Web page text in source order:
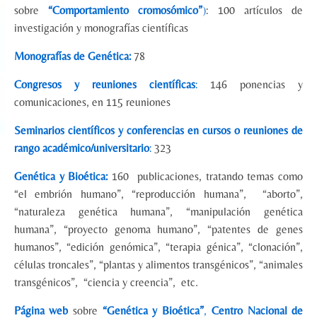
sobre“Comportamiento cromosómico”): 100 artículos de
investigación y monografías científicas
Monografías de Genética:78
Congresos y reuniones científicas:146 ponencias y
comunicaciones, en 115 reuniones
Seminarios científicos y conferencias en cursos o reuniones de
rango académico/universitario:323
Genética y Bioética:160 publicaciones, tratando temas como
“el embrión humano”, “reproducción humana”, “aborto”,
“naturaleza genética humana”, “manipulación genética
humana”, “proyecto genoma humano”, “patentes de genes
humanos”, “edición genómica”, “terapia génica”, “clonación”,
células troncales”, “plantas y alimentos transgénicos”, “animales
transgénicos”, “ciencia y creencia”, etc.
Página websobre “Genética y Bioética”, Centro Nacional de